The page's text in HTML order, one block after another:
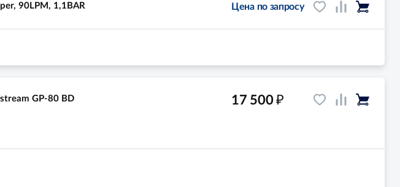
90LPM, 1,1BAR Цена по запросу
GP-80 BD 17 500₽